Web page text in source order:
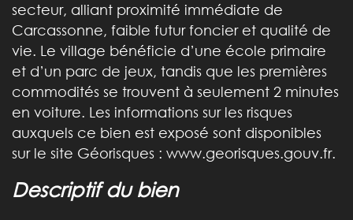
secteur, alliant proximité immédiate de
Carcassonne, faible futur foncier et qualité de
vie. Le village bénéficie d’une école primaire
et d’un parc de jeux, tandis que les premières
commodités se trouvent à seulement 2 minutes
en voiture. Les informations sur les risques
auxquels ce bien est exposé sont disponibles
sur le site Géorisques : www.georisques.gouv.fr.
descriptif du bien